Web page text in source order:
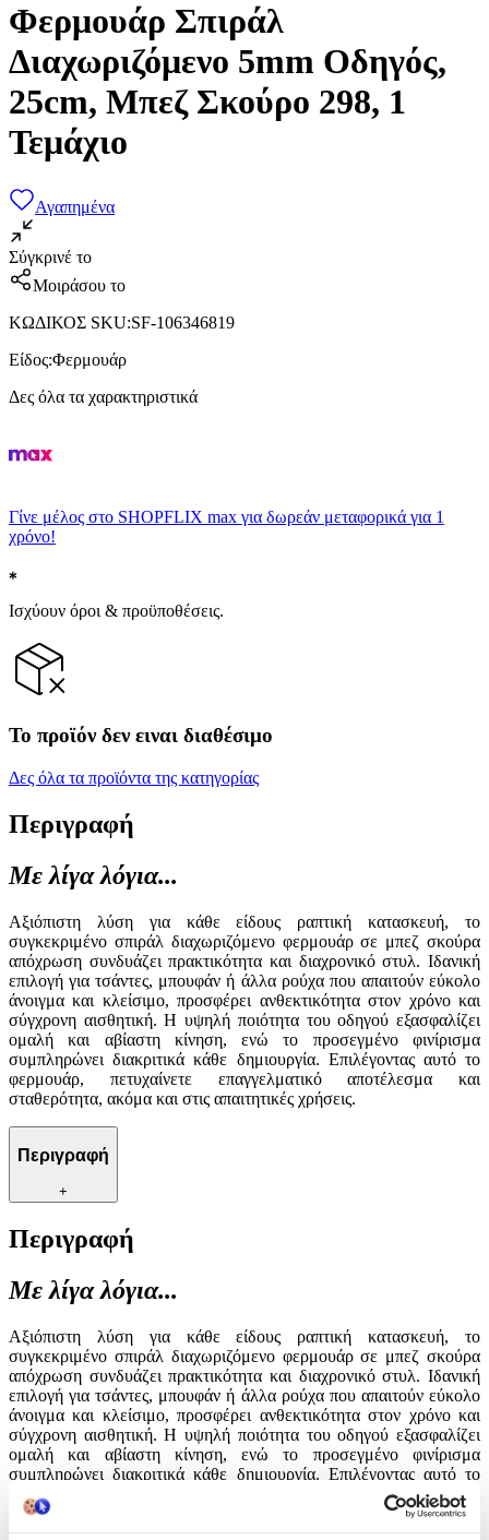
Φερμουάρ Σπιράλ
Διαχωριζόμενο 5mm Οδηγός,
25cm, Μπεζ Σκούρο 298, 1
Τεμάχιο
Αγαπημένα
Σύγκρινέ το
Μοιράσου το
ΚΩΔΙΚΟΣ SKU:SF-106346819
Είδος:Φερμουάρ
Δες όλα τα χαρακτηριστικά
Γίνε μέλος στο SHOPFLIX max για δωρεάν μεταφορικά για 1
χρόνο!
Ισχύουν όροι & προϋποθέσεις.
Το προϊόν δεν ειναι διαθέσιμο
Δες όλα τα προϊόντα της κατηγορίας
Περιγραφή
Με λίγα λόγια...
Αξιόπιστη λύση για κάθε είδους ραπτική κατασκευή, το
συγκεκριμένο σπιράλ διαχωριζόμενο φερμουάρ σε μπεζ σκούρα
απόχρωση συνδυάζει πρακτικότητα και διαχρονικό στυλ. Ιδανική
επιλογή για τσάντες, μπουφάν ή άλλα ρούχα που απαιτούν εύκολο
άνοιγμα και κλείσιμο, προσφέρει ανθεκτικότητα στον χρόνο και
σύγχρονη αισθητική. Η υψηλή ποιότητα του οδηγού εξασφαλίζει
ομαλή και αβίαστη κίνηση, ενώ το προσεγμένο φινίρισμα
συμπληρώνει διακριτικά κάθε δημιουργία. Επιλέγοντας αυτό το
φερμουάρ, πετυχαίνετε επαγγελματικό αποτέλεσμα και
σταθερότητα, ακόμα και στις απαιτητικές χρήσεις.
Περιγραφή
+
Περιγραφή
Με λίγα λόγια...
Αξιόπιστη λύση για κάθε είδους ραπτική κατασκευή, το
συγκεκριμένο σπιράλ διαχωριζόμενο φερμουάρ σε μπεζ σκούρα
απόχρωση συνδυάζει πρακτικότητα και διαχρονικό στυλ. Ιδανική
επιλογή για τσάντες, μπουφάν ή άλλα ρούχα που απαιτούν εύκολο
άνοιγμα και κλείσιμο, προσφέρει ανθεκτικότητα στον χρόνο και
σύγχρονη αισθητική. Η υψηλή ποιότητα του οδηγού εξασφαλίζει
ομαλή και αβίαστη κίνηση, ενώ το προσεγμένο φινίρισμα
συμπληρώνει διακριτικά κάθε δημιουργία. Επιλέγοντας αυτό το
φερμουάρ, πετυχαίνετε επαγγελματικό αποτέλεσμα και
σταθερότητα, ακόμα και στις απαιτητικές χρήσεις.